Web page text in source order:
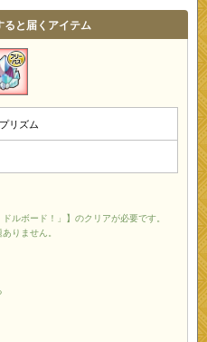
ると届くアイテム
リズム
ボード！」】のクリアが必要です。
りません。